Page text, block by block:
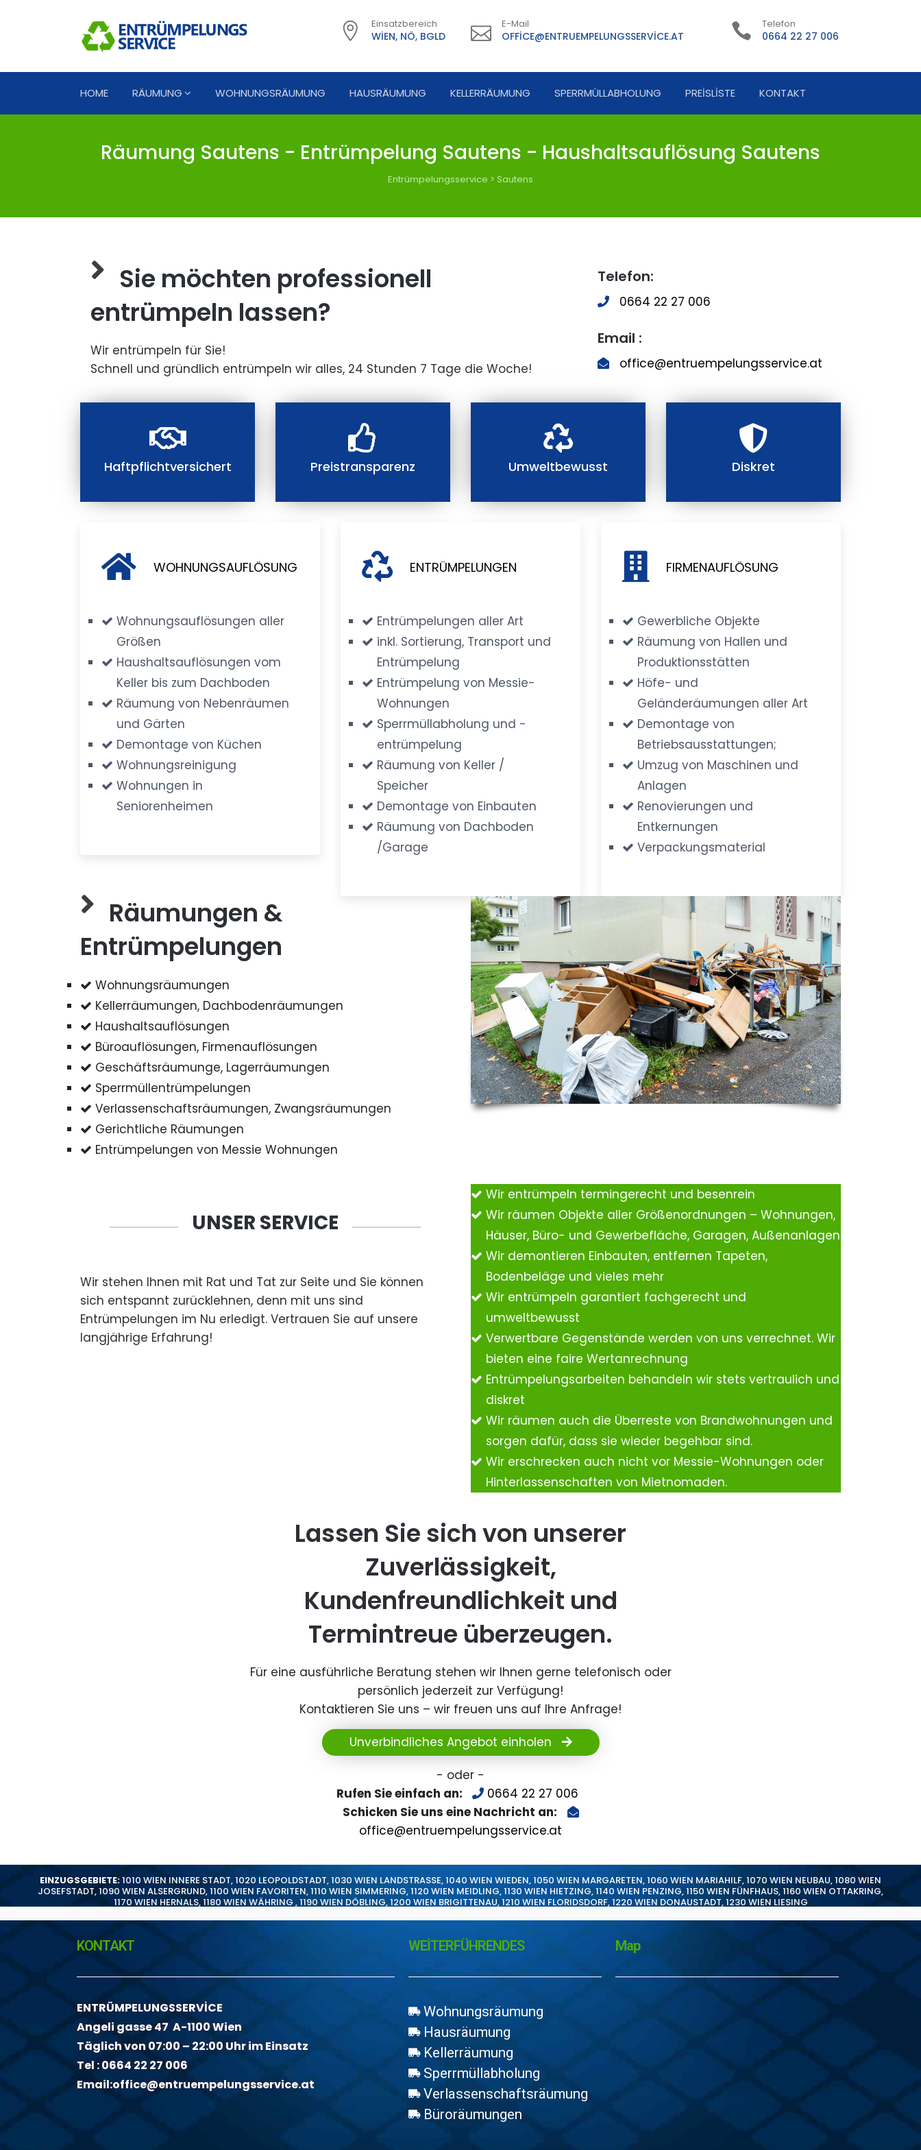
Einsatzbereich
WIEN, NÖ, BGLD
E-Mail
OFFICE@ENTRUEMPELUNGSSERVICE.AT
Telefon
0664 22 27 006
HOME RÄUMUNG WOHNUNGSRÄUMUNG HAUSRÄUMUNG KELLERRÄUMUNG SPERRMÜLLABHOLUNG PREISLISTE KONTAKT
Räumung Sautens - Entrümpelung Sautens - Haushaltsauflösung Sautens
Entrümpelungsservice > Sautens
Sie möchten professionell
entrümpeln lassen?
Wir entrümpeln für Sie!
Schnell und gründlich entrümpeln wir alles, 24 Stunden 7 Tage die Woche!
Telefon:
0664 22 27 006
Email :
office@entruempelungsservice.at
Haftpflichtversichert Preistransparenz Umweltbewusst Diskret
WOHNUNGSAUFLÖSUNG
Wohnungsauflösungen aller
Größen
Haushaltsauflösungen vom
Keller bis zum Dachboden
Räumung von Nebenräumen
und Gärten
Demontage von Küchen
Wohnungsreinigung
Wohnungen in
Seniorenheimen
ENTRÜMPELUNGEN
Entrümpelungen aller Art
inkl. Sortierung, Transport und
Entrümpelung
Entrümpelung von Messie-
Wohnungen
Sperrmüllabholung und -
entrümpelung
Räumung von Keller /
Speicher
Demontage von Einbauten
Räumung von Dachboden
/Garage
FIRMENAUFLÖSUNG
Gewerbliche Objekte
Räumung von Hallen und
Produktionsstätten
Höfe- und
Geländeräumungen aller Art
Demontage von
Betriebsausstattungen;
Umzug von Maschinen und
Anlagen
Renovierungen und
Entkernungen
Verpackungsmaterial
Räumungen &
Entrümpelungen
Wohnungsräumungen
Kellerräumungen, Dachbodenräumungen
Haushaltsauflösungen
Büroauflösungen, Firmenauflösungen
Geschäftsräumunge, Lagerräumungen
Sperrmüllentrümpelungen
Verlassenschaftsräumungen, Zwangsräumungen
Gerichtliche Räumungen
Entrümpelungen von Messie Wohnungen
UNSER SERVICE
Wir stehen Ihnen mit Rat und Tat zur Seite und Sie können
sich entspannt zurücklehnen, denn mit uns sind
Entrümpelungen im Nu erledigt. Vertrauen Sie auf unsere
langjährige Erfahrung!
Wir entrümpeln termingerecht und besenrein
Wir räumen Objekte aller Größenordnungen – Wohnungen,
Häuser, Büro- und Gewerbefläche, Garagen, Außenanlagen
Wir demontieren Einbauten, entfernen Tapeten,
Bodenbeläge und vieles mehr
Wir entrümpeln garantiert fachgerecht und
umweltbewusst
Verwertbare Gegenstände werden von uns verrechnet. Wir
bieten eine faire Wertanrechnung
Entrümpelungsarbeiten behandeln wir stets vertraulich und
diskret
Wir räumen auch die Überreste von Brandwohnungen und
sorgen dafür, dass sie wieder begehbar sind.
Wir erschrecken auch nicht vor Messie-Wohnungen oder
Hinterlassenschaften von Mietnomaden.
Lassen Sie sich von unserer
Zuverlässigkeit,
Kundenfreundlichkeit und
Termintreue überzeugen.
Für eine ausführliche Beratung stehen wir Ihnen gerne telefonisch oder
persönlich jederzeit zur Verfügung!
Kontaktieren Sie uns – wir freuen uns auf Ihre Anfrage!
Unverbindliches Angebot einholen
- oder -
Rufen Sie einfach an:
0664 22 27 006
Schicken Sie uns eine Nachricht an:
office@entruempelungsservice.at
EINZUGSGEBIETE:1010 WIEN INNERE STADT,1020 LEOPOLDSTADT,1030 WIEN LANDSTRASSE,1040 WIEN WIEDEN,1050 WIEN MARGARETEN,1060 WIEN MARIAHILF,1070 WIEN NEUBAU,1080 WIEN
JOSEFSTADT,1090 WIEN ALSERGRUND,1100 WIEN FAVORITEN,1110 WIEN SIMMERING,1120 WIEN MEIDLING,1130 WIEN HIETZING,1140 WIEN PENZING,1150 WIEN FÜNFHAUS,1160 WIEN OTTAKRING,
1170 WIEN HERNALS,1180 WIEN WÄHRING ,1190 WIEN DÖBLING,1200 WIEN BRIGITTENAU,1210 WIEN FLORIDSDORF,1220 WIEN DONAUSTADT,1230 WIEN LIESING
KONTAKT
ENTRÜMPELUNGSSERVİCE
Angeli gasse 47 A-1100 Wien
Täglich von 07:00 – 22:00 Uhr im Einsatz
Tel :0664 22 27 006
Email:office@entruempelungsservice.at
WEİTERFÜHRENDES
Wohnungsräumung
Hausräumung
Kellerräumung
Sperrmüllabholung
Verlassenschaftsräumung
Büroräumungen
Map